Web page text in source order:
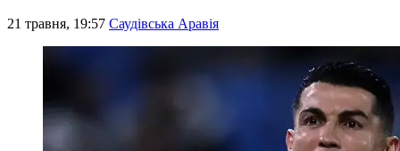
21 травня, 19:57 Саудівська Аравія